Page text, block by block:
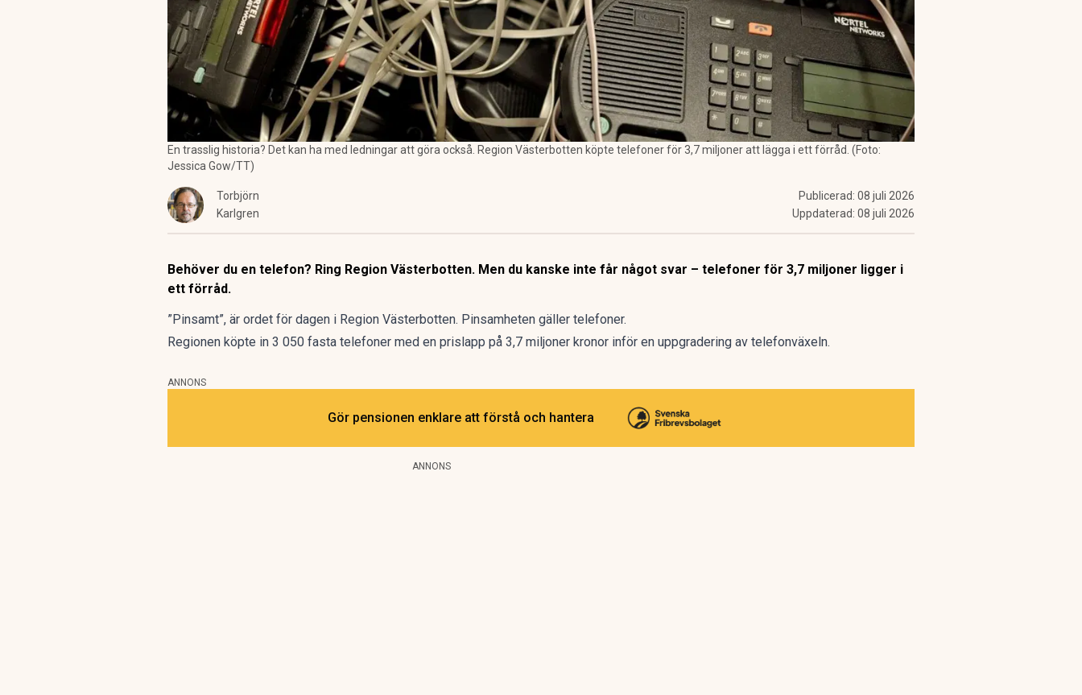
En trasslig historia? Det kan ha med ledningar att göra också. Region Västerbotten köpte telefoner för 3,7 miljoner att lägga i ett förråd. (Foto:
Jessica Gow/TT)
Torbjörn
Karlgren
Publicerad: 08 juli 2026
Uppdaterad: 08 juli 2026
Behöver du en telefon? Ring Region Västerbotten. Men du kanske inte får något svar – telefoner för 3,7 miljoner ligger i
ett förråd.
”Pinsamt”, är ordet för dagen i Region Västerbotten. Pinsamheten gäller telefoner.
Regionen köpte in 3 050 fasta telefoner med en prislapp på 3,7 miljoner kronor inför en uppgradering av telefonväxeln.
ANNONS
Gör pensionen enklare att förstå och hantera
ANNONS